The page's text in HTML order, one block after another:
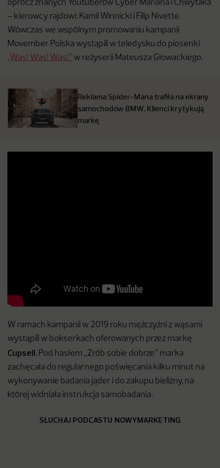
oprócz znanych Youtuberów Cyber Mariana i Chwytaka
– kierowcy rajdowi: Kamil Winnicki i Filip Nivette.
Wówczas we wspólnym promowaniu kampanii
Movember Polska wystąpili w teledysku do piosenki
„Wąs! Wąs! Wąs!” w reżyserii Mateusza Głowackiego.
Reklama Spider-Mana trafiła na ekrany
samochodów BMW. Klienci krytykują
markę
W ramach kampanii w 2019 roku mężczyźni z wąsami
wystąpili w bokserkach oferowanych przez markę
Cupsell. Pod hasłem „Zrób sobie dobrze” marka
zachęcała do regularnego poświęcania kilku minut na
wykonywanie badania jąder i do zakupu bielizny, na
której widniała instrukcja samobadania.
SŁUCHAJ PODCASTU NOWYMARKETING